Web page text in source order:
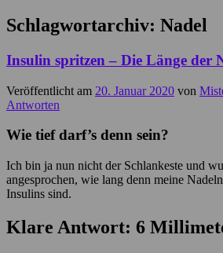
Schlagwortarchiv: Nadel
Insulin spritzen – Die Länge der
Veröffentlicht am 20. Januar 2020 von
Antworten
Wie tief darf’s denn sein?
Ich bin ja nun nicht der Schlankeste und
angesprochen, wie lang denn meine
Insulins sind.
Klare Antwort: 6